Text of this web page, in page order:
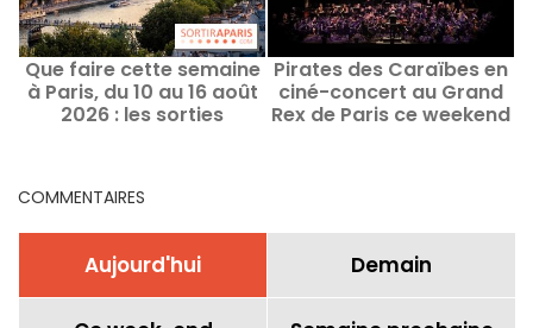
Que faire cette semaine
à Paris, du 10 au 16 août
2026 : les sorties
Pirates des Caraïbes en
ciné-concert au Grand
Rex de Paris ce weekend
COMMENTAIRES
Aujourd'hui Demain